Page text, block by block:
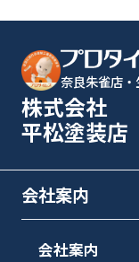
奈良朱雀店
株式会社
平松塗装店
会社案内
会社案内